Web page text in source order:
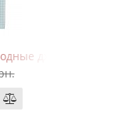
джойстики)